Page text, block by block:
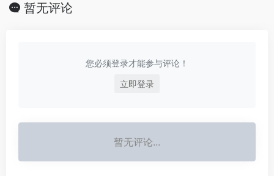
暂无评论
您必须登录才能参与评论！
立即登录
暂无评论...